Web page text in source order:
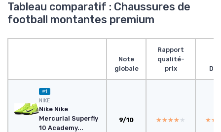
Tableau comparatif : Chaussures de
football montantes premium
Note
globale
Rapport
qualité-
prix
#1
NIKE
Nike Nike
Mercurial Superfly
10 Academy...
9/10 ★★★★★
★★★★★